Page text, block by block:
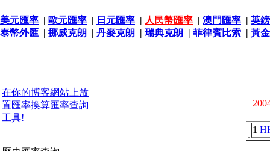
美元匯率 | 歐元匯率 | 日元匯率 | 人民幣匯率 | 澳門匯率 | 英
泰幣外匯 | 挪威克朗 | 丹麥克朗 | 瑞典克朗 | 菲律賓比索 | 黃
在你的博客網站上放
置匯率換算匯率查詢
工具!
1